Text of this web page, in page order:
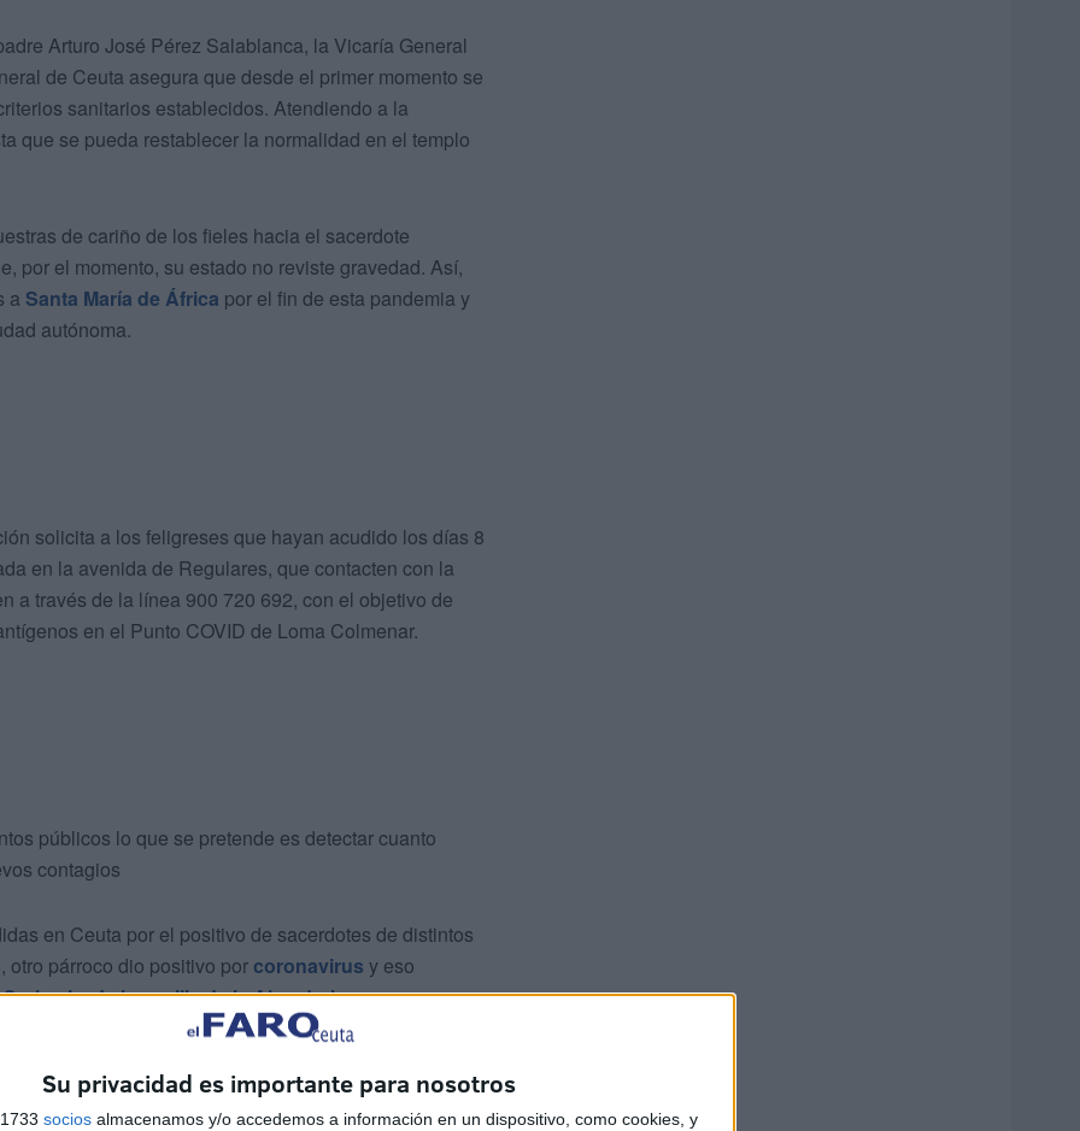
Su privacidad es importante para nosotros
socios almacenamos y/o accedemos a información en un dispositivo, como cookies, y
Arturo José Pérez Salablanca, la Vicaría General
de Ceuta asegura que desde el primer momento se
sanitarios establecidos. Atendiendo a la
que se pueda restablecer la normalidad en el templo
de cariño de los fieles hacia el sacerdote
por el momento, su estado no reviste gravedad. Así,
a Santa María de África por el fin de esta pandemia y
autónoma.
solicita a los feligreses que hayan acudido los días 8
en la avenida de Regulares, que contacten con la
a través de la línea 900 720 692, con el objetivo de
en el Punto COVID de Loma Colmenar.
públicos lo que se pretende es detectar cuanto
contagios
en Ceuta por el positivo de sacerdotes de distintos
otro párroco dio positivo porcoronavirus y eso
I y de la capilla de la Almadraba.